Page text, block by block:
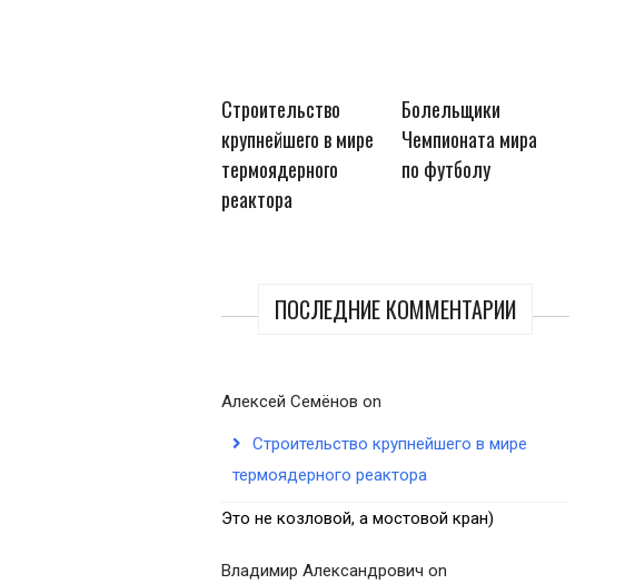
Строительство
крупнейшего в мире
термоядерного
реактора
Болельщики
Чемпионата мира
по футболу
ПОСЛЕДНИЕ КОММЕНТАРИИ
Алексей Семёнов on
Строительство крупнейшего в мире
термоядерного реактора
Это не козловой, а мостовой кран)
Владимир Александрович on